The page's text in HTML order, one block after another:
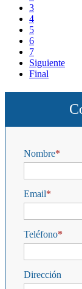
3
4
5
6
7
Siguiente
Final
Nombre
Email
Teléfono
Dirección